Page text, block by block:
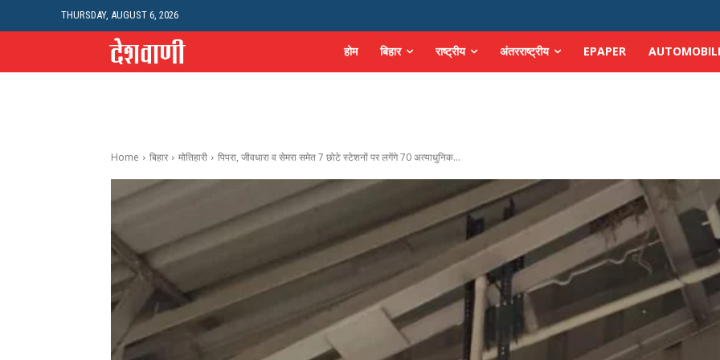
THURSDAY, AUGUST 6, 2026
होम बिहार राष्ट्रीय अंतरराष्ट्रीय EPAPER
Home बिहार मोतिहारी पिपरा, जीवधारा व सेमरा समेत 7 छोटे स्टेशनों पर लगेंगे 70 अत्याधुनिक...